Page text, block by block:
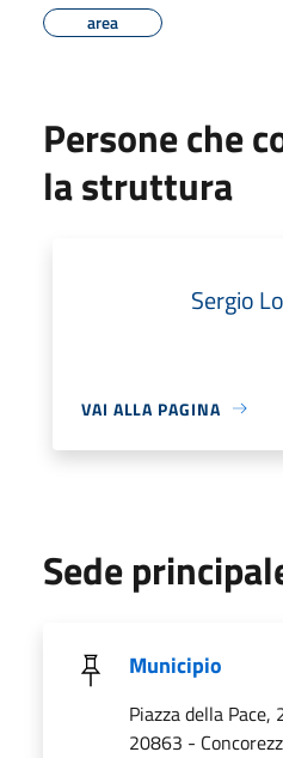
area
Persone che
la struttura
Sergio
VAI ALLA PAGINA
Sede
Municipio
Piazza della Pace,
20863 -